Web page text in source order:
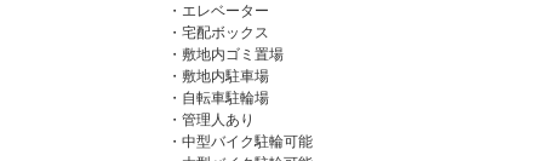
エレベーター
宅配ボックス
敷地内ゴミ置場
敷地内駐車場
自転車駐輪場
管理人あり
中型バイク駐輪可能